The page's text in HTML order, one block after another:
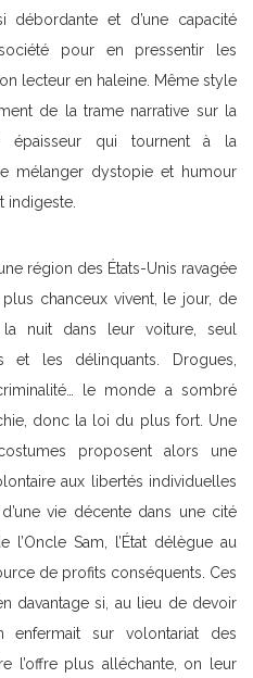
débordante et d’une capacité
pour en pressentir les
lecteur en haleine. Même style
de la trame narrative sur la
épaisseur qui tournent à la
mélanger dystopie et humour
indigeste.
région des États-Unis ravagée
chanceux vivent, le jour, de
nuit dans leur voiture, seul
et les délinquants. Drogues,
le monde a sombré
donc la loi du plus fort. Une
proposent alors une
aux libertés individuelles
vie décente dans une cité
l’Oncle Sam, l’État délègue au
de profits conséquents. Ces
davantage si, au lieu de devoir
sur volontariat des
l’offre plus alléchante, on leur